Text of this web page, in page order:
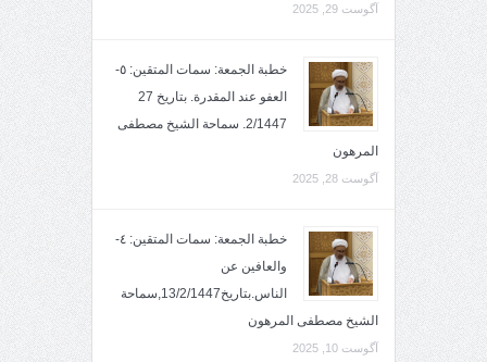
آگوست 29, 2025
خطبة الجمعة: سمات المتقين: ٥-
العفو عند المقدرة. بتاريخ 27
2/1447. سماحة الشيخ مصطفى
المرهون
آگوست 28, 2025
خطبة الجمعة: سمات المتقين: ٤-
والعافين عن
الناس.بتاريخ13/2/1447,سماحة
الشيخ مصطفى المرهون
آگوست 10, 2025